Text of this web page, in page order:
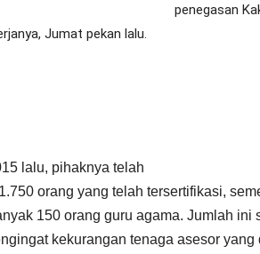
penegasan
Jumat pekan lalu.
lalu, pihaknya telah
orang yang telah tersertifikasi,
150 orang guru agama. Jumlah ini
kekurangan tenaga asesor yang